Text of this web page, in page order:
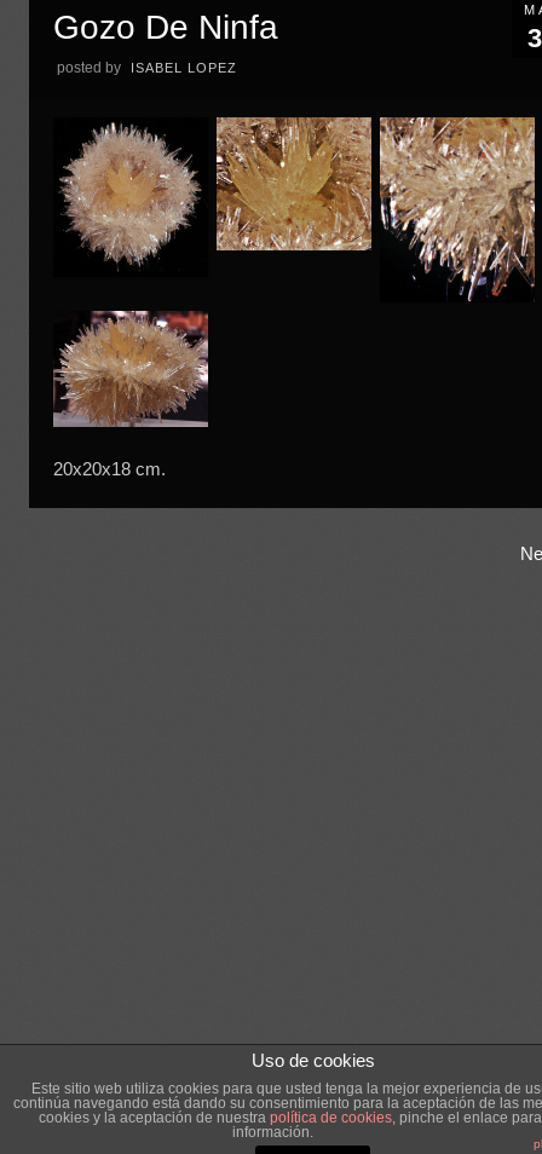
Gozo De Ninfa
posted by ISABEL LOPEZ
20x20x18 cm.
Uso de cookies
Este sitio web utiliza cookies para que usted tenga la mejor experiencia de
continúa navegando está dando su consentimiento para la aceptación de las
cookies y la aceptación de nuestra política de cookies, pinche el enlace
información.